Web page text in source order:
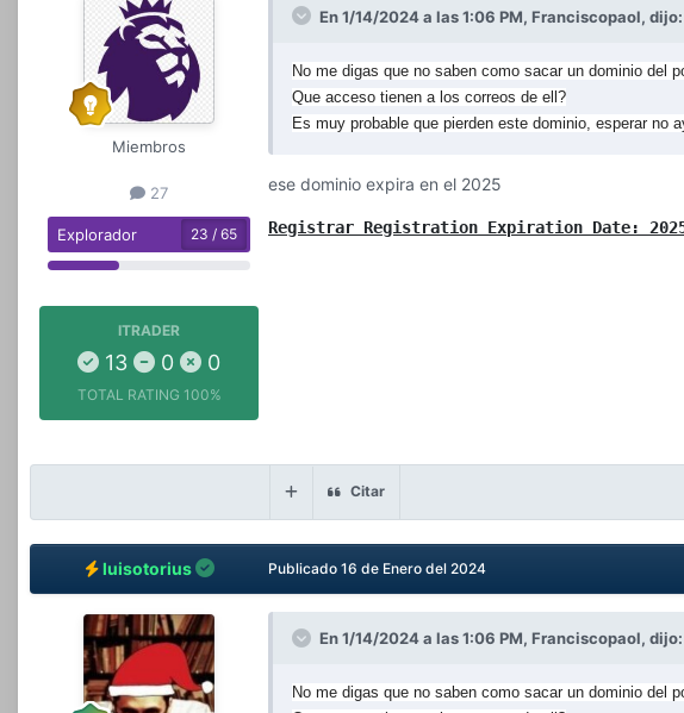
Miembros
27
Explorador 23 / 65
ITRADER
13 0 0
TOTAL RATING 100%
En 1/14/2024 a las 1:06 PM, Franciscopaol, dijo:
No me digas que no saben como sacar un dominio del
Que acceso tienen a los correos de ell?
Es muy probable que pierden este dominio, esperar no
ese dominio expira en el 2025
Registrar Registration Expiration Date:
Citar
luisotorius Publicado 16 de Enero del 2024
En 1/14/2024 a las 1:06 PM, Franciscopaol, dijo:
No me digas que no saben como sacar un dominio del